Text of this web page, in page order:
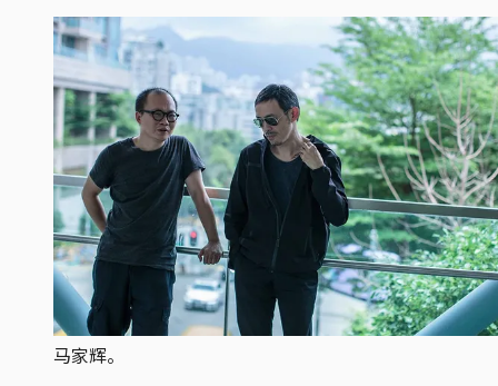
马家辉。